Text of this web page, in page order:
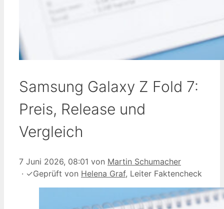
Samsung Galaxy Z Fold 7:
Preis, Release und
Vergleich
7 Juni 2026, 08:01 von Martin Schumacher
· ✓Geprüft von Helena Graf, Leiter Faktencheck